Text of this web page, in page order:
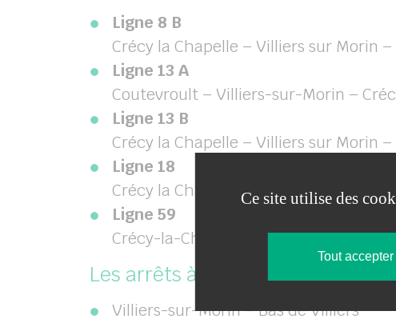
Ligne 8 B
Crécy la Chapelle – Villiers sur Morin
Ligne 13 A
Coutevroult – Villiers-sur-Morin –
Ligne 13 B
Crécy la Chapelle – Villiers sur Morin
Ligne 18
Crécy la Chapelle – Villiers sur Morin –
Ligne 59
Crécy-la-Chapelle – Serris en
Les arrêts à Villiers sur Morin
Villiers-sur-Morin – Bas de Villiers
Ce site utilise des
Tout accepter